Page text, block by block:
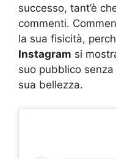
successo, tant’è
commenti.
la sua fisicità,
Instagram si
suo pubblico
sua bellezza.